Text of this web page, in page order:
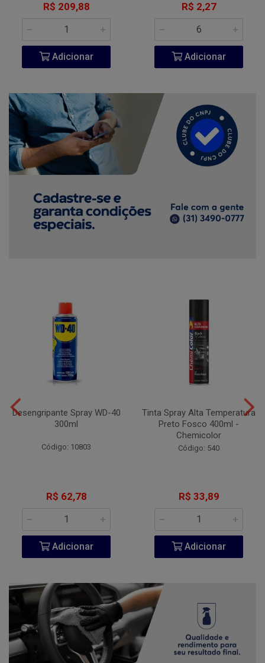
R$ 209,88
Adicionar
R$ 2,27
Adicionar
Desengripante Spray WD-40
300ml
Código: 10803
R$ 62,78
Adicionar
Tinta Spray Alta Temperatura
Preto Fosco 400ml -
Chemicolor
Código: 540
R$ 33,89
Adicionar